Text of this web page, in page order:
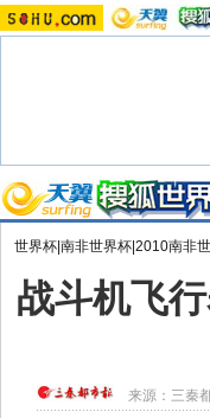
世界杯|南非世界杯|2010南非
战斗机飞
来源： 三秦